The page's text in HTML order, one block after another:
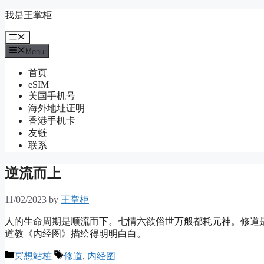
Skip
content
我是王掌柜
Menu
Menu
首页
eSIM
美国手机号
海外地址证明
香港手机卡
友链
联系
逆流而上
11/02/2023 by 王掌柜
人的生命周期是顺流而下。七情六欲俗世万般都耗元神。修道
道教《内经图》描绘得明明白白。
Categories
冥想站桩 Tags
修道, 内经图